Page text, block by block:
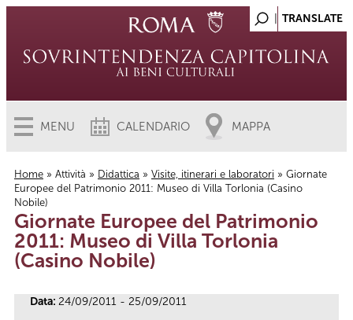
MENU CALENDARIO MAPPA
Tu sei qui
Home » Attività » Didattica » Visite, itinerari e laboratori » Giornate
Europee del Patrimonio 2011: Museo di Villa Torlonia (Casino
Nobile)
Giornate Europee del Patrimonio
2011: Museo di Villa Torlonia
(Casino Nobile)
Data: 24/09/2011 - 25/09/2011